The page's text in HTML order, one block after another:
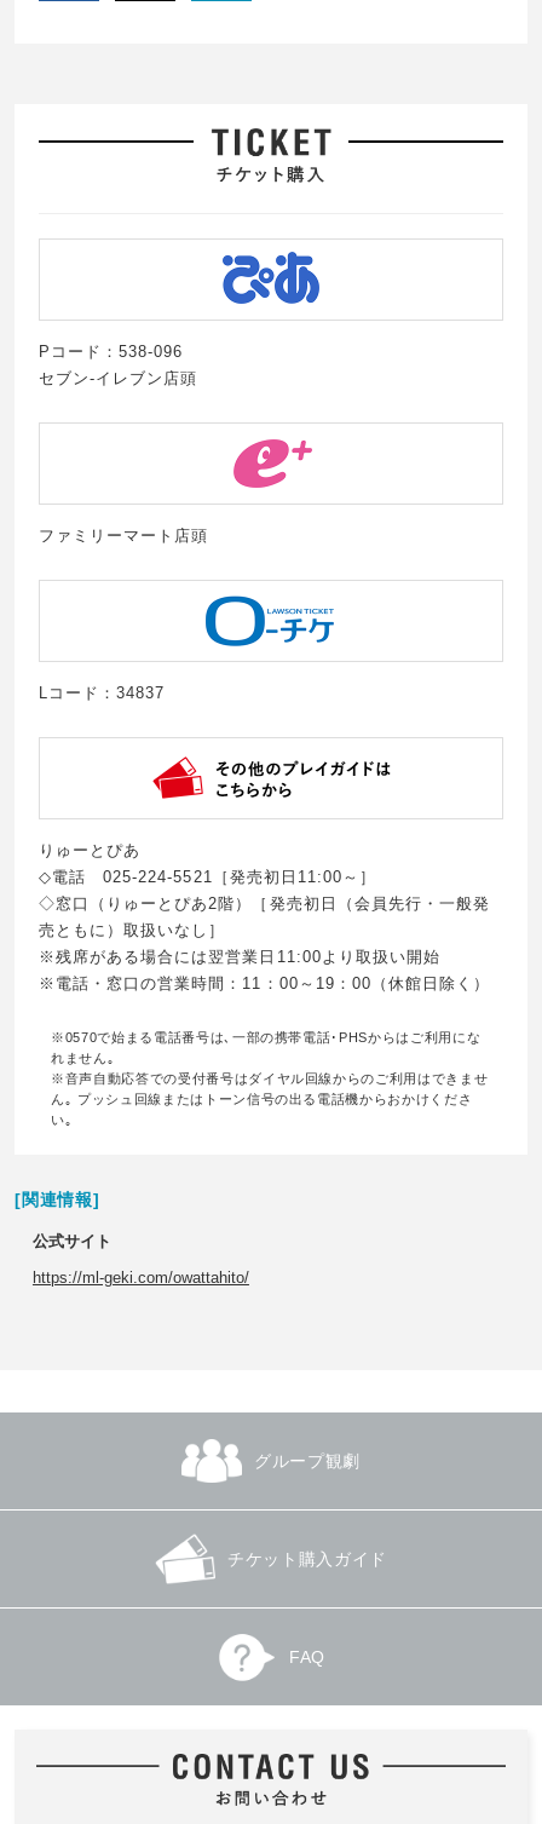
Pコード：538-096
セブン-イレブン店頭
ファミリーマート店頭
Lコード：34837
りゅーとぴあ
◇電話 025‐224‐5521［発売初日11:00～］
◇窓口（りゅーとぴあ2階）［発売初日（会員先行・一般発
売ともに）取扱いなし］
※残席がある場合には翌営業日11:00より取扱い開始
※電話・窓口の営業時間：11：00～19：00（休館日除く）
※0570で始まる電話番号は､一部の携帯電話･PHSからはご利用にな
れません｡
※音声自動応答での受付番号はダイヤル回線からのご利用はできませ
ん｡ プッシュ回線またはトーン信号の出る電話機からおかけくださ
い｡
[関連情報]
公式サイト
https://ml-geki.com/owattahito/
グループ観劇
チケット購入ガイド
FAQ